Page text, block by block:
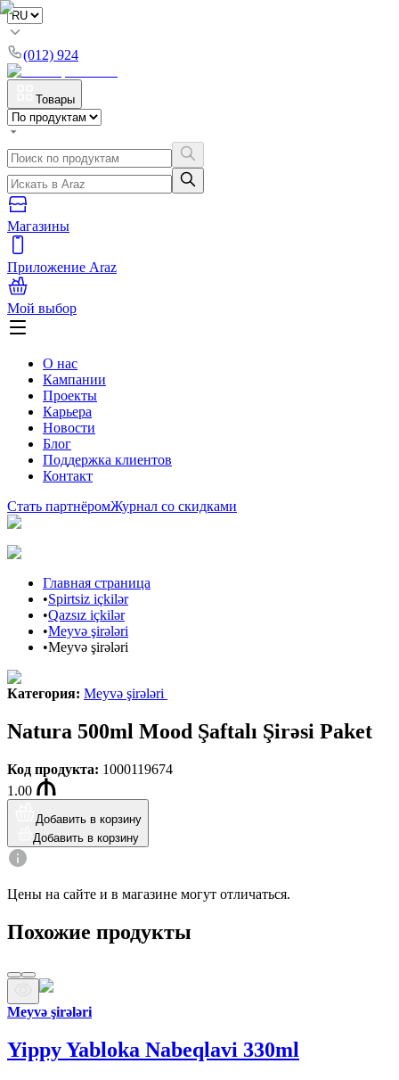
(012) 924
Товары
Магазины
Приложение Araz
Мой выбор
О нас
Кампании
Проекты
Карьера
Новости
Блог
Поддержка клиентов
Контакт
Стать партнёромЖурнал со скидками
Главная страница
•Spirtsiz içkilər
•Qazsız içkilər
•Meyvə şirələri
•Meyvə şirələri
Категория: Meyvə şirələri
Natura 500ml Mood Şaftalı Şirəsi Paket
Код продукта: 1000119674
1.00
Добавить в корзину
Добавить в корзину
Цены на сайте и в магазине могут отличаться.
Похожие продукты
Meyvə şirələri
Yippy Yabloka Nabeqlavi 330ml